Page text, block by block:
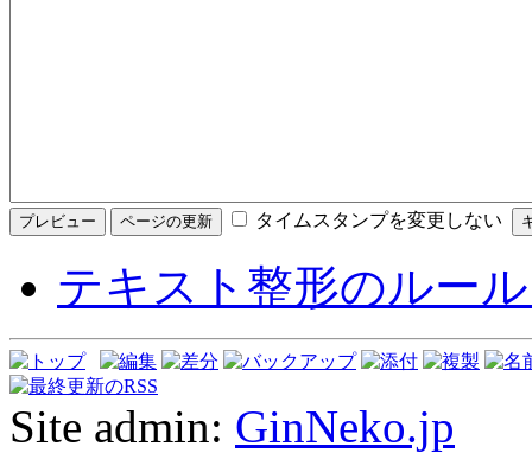
タイムスタンプを変更しない
テキスト整形のルー
Site admin: GinNeko.jp